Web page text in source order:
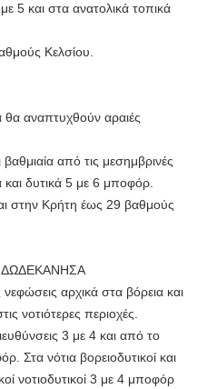
5 και στα ανατολικά τοπικά
Κελσίου.
θα αναπτυχθούν αραιές
από τις μεσημβρινές
και δυτικά 5 με 6 μποφόρ.
στην Κρήτη έως 29 βαθμούς
ΔΩΔΕΚΑΝΗΣΑ
νεφώσεις αρχικά στα βόρεια και
νοτιότερες περιοχές.
3 με 4 και από το
Στα νότια βορειοδυτικοί και
νοτιοδυτικοί 3 με 4 μποφόρ